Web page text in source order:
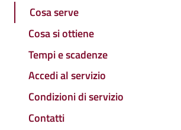
Cosa serve
Cosa si ottiene
Tempi e scadenze
Accedi al servizio
Condizioni di servizio
Contatti